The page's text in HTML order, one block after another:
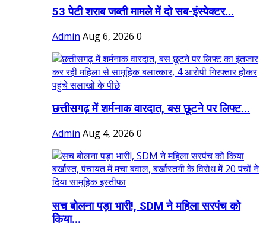
53 पेटी शराब जब्ती मामले में दो सब-इंस्पेक्टर...
Admin Aug 6, 2026 0
छत्तीसगढ़ में शर्मनाक वारदात, बस छूटने पर लिफ्ट...
Admin Aug 4, 2026 0
सच बोलना पड़ा भारी!, SDM ने महिला सरपंच को
किया...